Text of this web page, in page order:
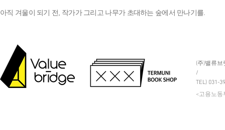
아직 겨울이 되기 전, 작가가 그리고 나무가 초대하는 숲에서 만나기를.
(주)밸류
/
TEL) 031-
<고용노동